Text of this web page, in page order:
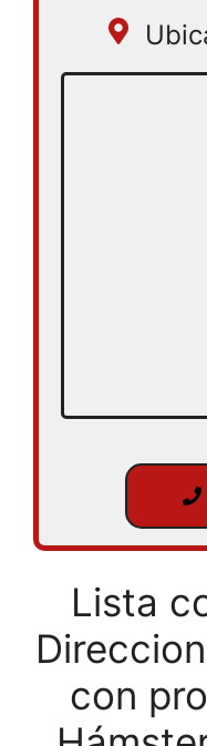
Lista
con